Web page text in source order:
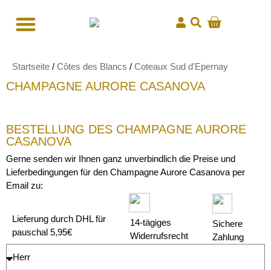
Startseite / Côtes des Blancs / Coteaux Sud d'Epernay
CHAMPAGNE AURORE CASANOVA
BESTELLUNG DES CHAMPAGNE AURORE
CASANOVA
Gerne senden wir Ihnen ganz unverbindlich die Preise und
Lieferbedingungen für den Champagne Aurore Casanova per
Email zu:
Lieferung durch DHL für
pauschal 5,95€
14-tägiges
Widerrufsrecht
Sichere
Zahlung